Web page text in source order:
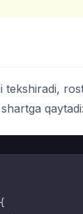
tekshiradi,
qaytadi: